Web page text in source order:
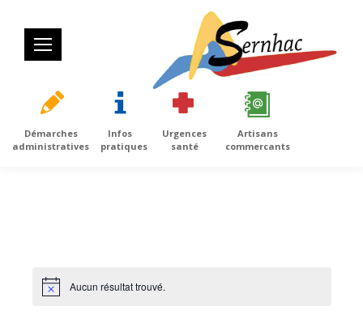
Démarches
administratives
Infos
pratiques
Urgences
santé
Artisans
commercants
Notice Aucun résultat trouvé.